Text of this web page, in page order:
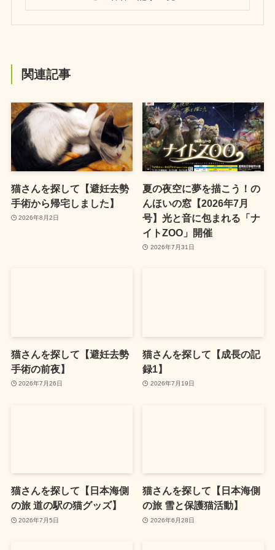
関連記事
猫さんを探して【避妊去勢
手術から帰宅しました】
2026年8月2日
夏の夜空に夢を描こう！の
んほいの窓【2026年7月
号】光と音に包まれる「ナ
イトZOO」開催
2026年7月31日
猫さんを探して【避妊去勢
手術の前夜】
2026年7月26日
猫さんを探して【成長の記
録1】
2026年7月19日
猫さんを探して【日本海側
の旅 道の駅の猫グッズ】
2026年7月5日
猫さんを探して【日本海側
の旅 雪と保護猫活動】
2026年6月28日